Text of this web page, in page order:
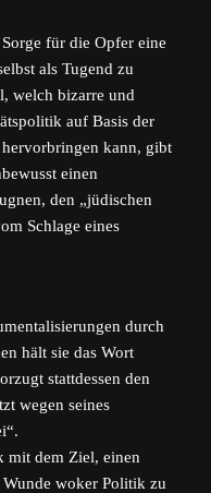
für die Opfer eine
als Tugend zu
welch bizarre und
auf Basis der
kann, gibt
einen
den „jüdischen
Schlage eines
durch
hält sie das Wort
stattdessen den
wegen seines
mit dem Ziel, einen
woker Politik zu